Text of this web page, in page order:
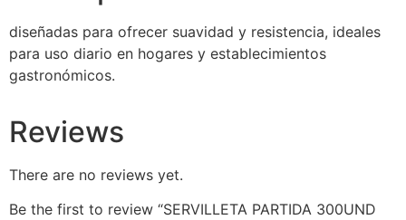
diseñadas para ofrecer suavidad y resistencia, ideales
para uso diario en hogares y establecimientos
gastronómicos.
Reviews
There are no reviews yet.
Be the first to review “SERVILLETA PARTIDA 300UND